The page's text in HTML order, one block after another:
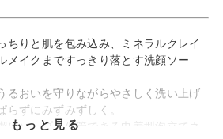
ちりと肌を包み込み、ミネラルクレイ
メイクまですっきり落とす洗顔ソー
るおいを守りながらやさしく洗い上げ
らずにみずみずしく。
にソープを保管できる巾着型泡立てネ
もっと見る